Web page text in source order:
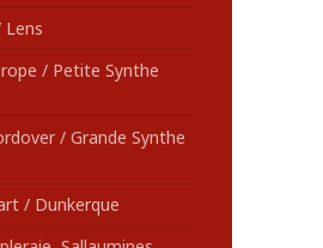
Lens
/ Petite Synthe
/ Grande Synthe
/ Dunkerque